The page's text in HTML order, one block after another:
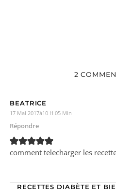
2
BEATRICE
17 Mai 2017à10 H 05 Min
Répondre
comment telecharger les
RECETTES DIABÈTE ET